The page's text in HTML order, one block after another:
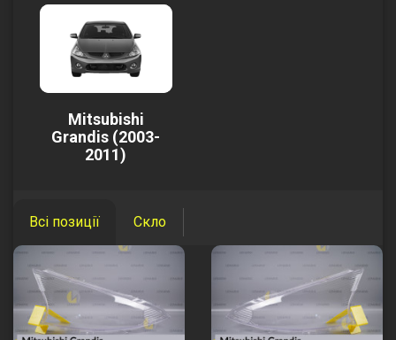
Mitsubishi
Grandis (2003-
2011)
Всі позиції Скло